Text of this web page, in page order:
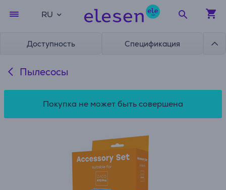
RU
Доступность Спецификация
Пылесосы
Покупка не может быть совершена